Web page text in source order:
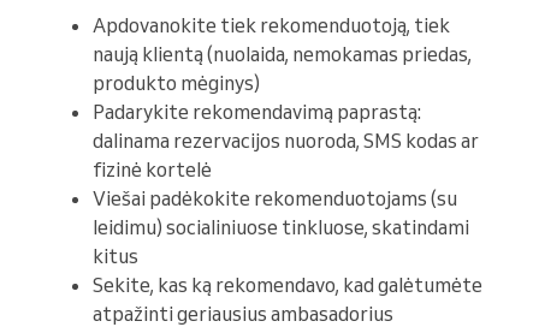
Apdovanokite tiek rekomenduotoją, tiek
naują klientą (nuolaida, nemokamas priedas,
produkto mėginys)
Padarykite rekomendavimą paprastą:
dalinama rezervacijos nuoroda, SMS kodas ar
fizinė kortelė
Viešai padėkokite rekomenduotojams (su
leidimu) socialiniuose tinkluose, skatindami
kitus
Sekite, kas ką rekomendavo, kad galėtumėte
atpažinti geriausius ambasadorius